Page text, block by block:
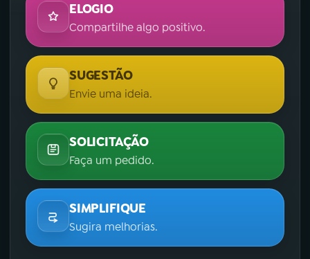
ELOGIO
Compartilhe algo positivo.
SUGESTÃO
Envie uma ideia.
SOLICITAÇÃO
Faça um pedido.
SIMPLIFIQUE
Sugira melhorias.